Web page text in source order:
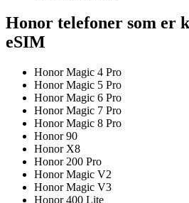
Honor telefoner som er
eSIM
Honor Magic 4 Pro
Honor Magic 5 Pro
Honor Magic 6 Pro
Honor Magic 7 Pro
Honor Magic 8 Pro
Honor 90
Honor X8
Honor 200 Pro
Honor Magic V2
Honor Magic V3
Honor 400 Lite